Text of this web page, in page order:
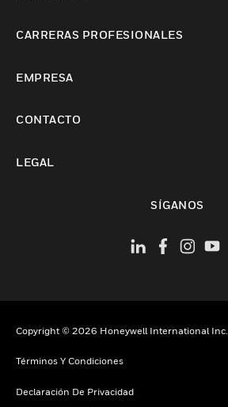
CARRERAS PROFESIONALES
EMPRESA
CONTACTO
LEGAL
SÍGANOS
Copyright © 2026 Honeywell International Inc.
Términos Y Condiciones
Declaración De Privacidad